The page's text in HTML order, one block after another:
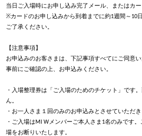
当日ご入場時にお申し込み完了メール、またはカ
※カードのお申し込みから到着までに約1週間～ 10
ご了承ください。
【注意事項】
お申込みのお客さまは、下記事項すべてにご同意
事前にご確認の上、お申込みください。
・入場整理券は「ご入場のためのチケット」です
ん。
・お一人さま１回のみのお申込みとさせていただき
・ご入場はMI W メンバーご本人さま 1名のみです。
場をお断りいたします。